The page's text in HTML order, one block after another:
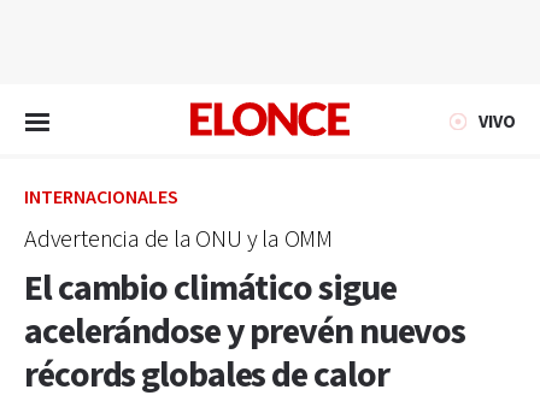
VIVO
INTERNACIONALES
Advertencia de la ONU y la OMM
El cambio climático sigue
acelerándose y prevén nuevos
récords globales de calor